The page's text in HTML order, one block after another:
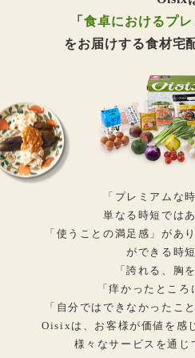
「食卓におけるプ
をお届けする食材宅
「プレミアムな
単なる時短では
「使うことの満足感」があ
ができる時短
「誇れる、胸
「痒かったところ
「自分ではできなかったこ
Oisixは、お客様が価値を感
様々なサービスを通じ